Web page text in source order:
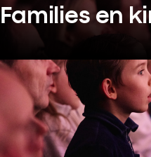
Families en
Liefde voor klassieke
of kleinkinderen? Kom
de hele familie, bekijk